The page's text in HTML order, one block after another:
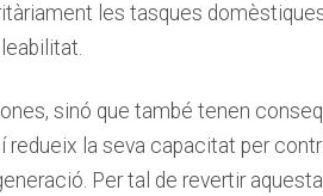
les ‌tasques
sinó que també tenen
‍la seva capacitat per
Per ​tal de revertir